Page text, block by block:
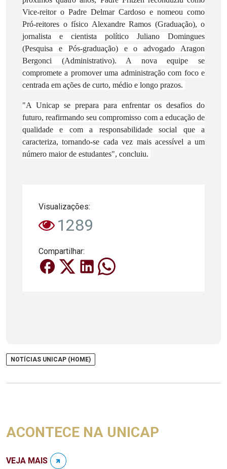
Vice-reitor o Padre Delmar Cardoso e nomeou como
Pró-reitores o físico Alexandre Ramos (Graduação), o
jornalista e cientista político Juliano Domingues
(Pesquisa e Pós-graduação) e o advogado Aragon
Bergonci (Administrativo). A nova equipe se
compromete a promover uma administração com foco e
centrada em ações de curto, médio e longo prazos.
"A Unicap se prepara para enfrentar os desafios do
futuro, reafirmando seu compromisso com a educação de
qualidade e com a responsabilidade social que a
caracteriza, tornando-se cada vez mais acessível a um
número maior de estudantes", concluiu.
Visualizações:
1289
Compartilhar:
NOTÍCIAS UNICAP (HOME)
ACONTECE NA UNICAP
VEJA MAIS